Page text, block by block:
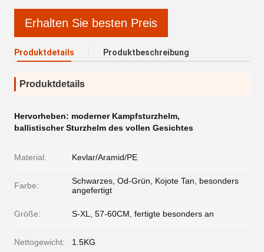
Erhalten Sie besten Preis
Produktdetails Produktbeschreibung
Produktdetails
Hervorheben: moderner Kampfsturzhelm,
ballistischer Sturzhelm des vollen Gesichtes
Material: Kevlar/Aramid/PE
Farbe:
Schwarzes, Od-Grün, Kojote Tan, besonders
angefertigt
Größe: S-XL, 57-60CM, fertigte besonders an
Nettogewicht: 1.5KG